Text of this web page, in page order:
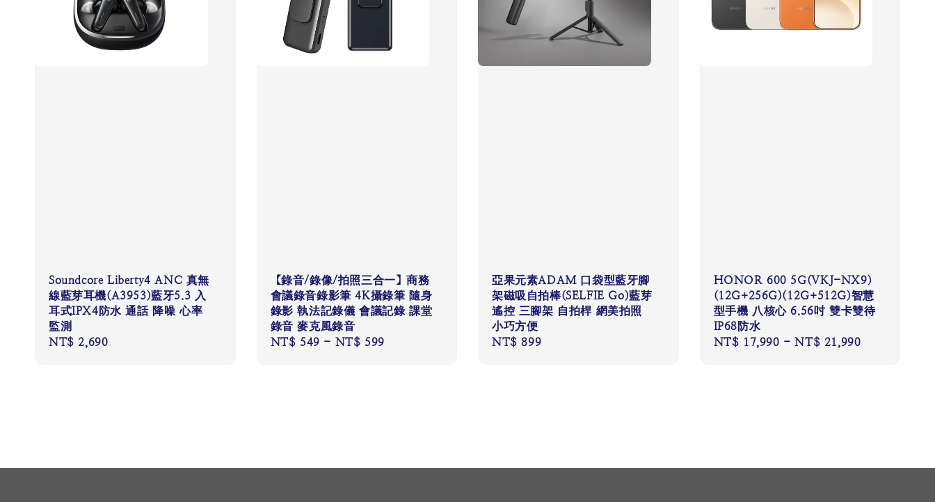
Soundcore Liberty4 ANC 真無
線藍芽耳機(A3953)藍牙5.3 入
耳式IPX4防水 通話 降噪 心率
監測
Regular
NT$ 2,690
【錄音/錄像/拍照三合一】商務
會議錄音錄影筆 4K攝錄筆 隨身
錄影 執法記錄儀 會議記錄 課堂
錄音 麥克風錄音
Regular
NT$ 549 - NT$ 599
亞果元素ADAM 口袋型藍牙腳
架磁吸自拍棒(SELFIE Go)藍芽
遙控 三腳架 自拍桿 網美拍照
小巧方便
Regular
NT$ 899
HONOR 600 5G(VKJ-NX9)
(12G+256G)(12G+512G)智慧
型手機 八核心 6.56吋 雙卡雙待
IP68防水
Regular
NT$ 17,990 -NT$ 21,990